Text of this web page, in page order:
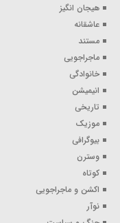
هیجان انگیز
عاشقانه
مستند
ماجراجویی
خانوادگی
انیمیشن
تاریخی
موزیک
بیوگرافی
وسترن
کوتاه
اکشن و ماجراجویی
نوآر